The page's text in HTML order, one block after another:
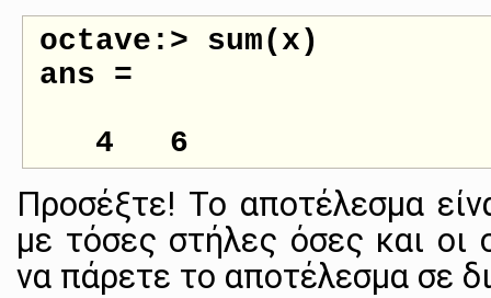
octave:> sum(x)
ans =
Προσέξτε! Το αποτέλεσμα
με τόσες στήλες όσες και
να πάρετε το αποτέλεσμα σε